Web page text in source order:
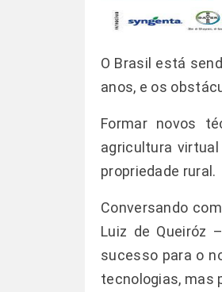
O Brasil está
anos, e os
Formar novos
agricultura
propriedade rural.
Conversando
Luiz de Queiróz
sucesso para o
tecnologias, mas